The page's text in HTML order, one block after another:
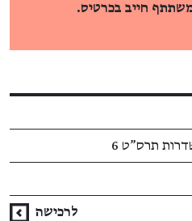
חייב בכרטיס.
תרס"ט 6
לרכישה